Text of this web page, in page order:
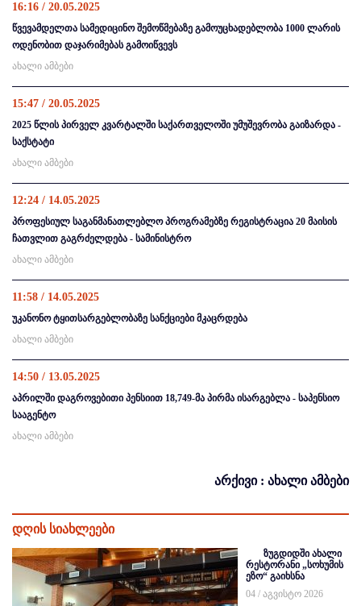
16:16 / 20.05.2025
წვევამდელთა სამედიცინო შემოწმებაზე გამოუცხადებლობა 1000 ლარის
ოდენობით დაჯარიმებას გამოიწვევს
ახალი ამბები
15:47 / 20.05.2025
2025 წლის პირველ კვარტალში საქართველოში უმუშევრობა გაიზარდა -
საქსტატი
ახალი ამბები
12:24 / 14.05.2025
პროფესიულ საგანმანათლებლო პროგრამებზე რეგისტრაცია 20 მაისის
ჩათვლით გაგრძელდება - სამინისტრო
ახალი ამბები
11:58 / 14.05.2025
უკანონო ტყითსარგებლობაზე სანქციები მკაცრდება
ახალი ამბები
14:50 / 13.05.2025
აპრილში დაგროვებითი პენსიით 18,749-მა პირმა ისარგებლა - საპენსიო
სააგენტო
ახალი ამბები
არქივი : ახალი ამბები
დღის სიახლეები
ზუგდიდში ახალი
რესტორანი „სოხუმის
ეზო“ გაიხსნა
04 / აგვისტო 2026